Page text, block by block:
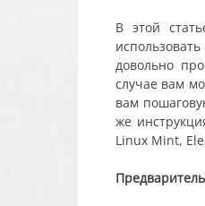
В этой
довольно
случае вам
вам
же
Linux Mint,